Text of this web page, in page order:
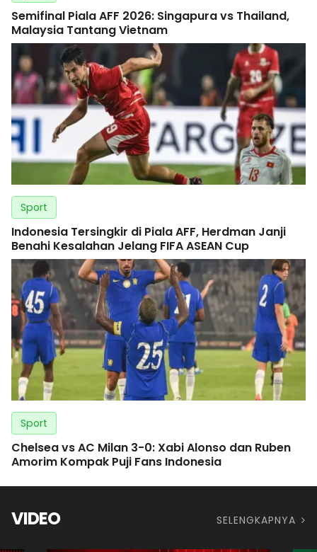
Semifinal Piala AFF 2026: Singapura vs Thailand,
Malaysia Tantang Vietnam
Sport
Indonesia Tersingkir di Piala AFF, Herdman Janji
Benahi Kesalahan Jelang FIFA ASEAN Cup
Sport
Chelsea vs AC Milan 3-0: Xabi Alonso dan Ruben
Amorim Kompak Puji Fans Indonesia
VIDEO SELENGKAPNYA